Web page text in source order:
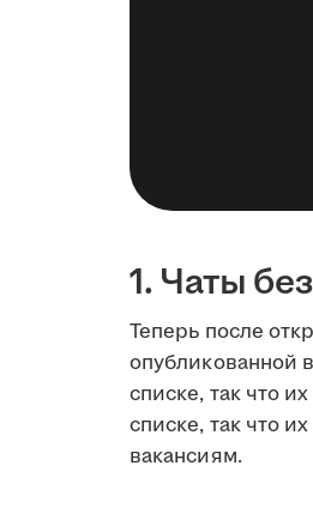
1. Чаты
Теперь после
опубликованной
списке, так что
списке, так что
вакансиям.